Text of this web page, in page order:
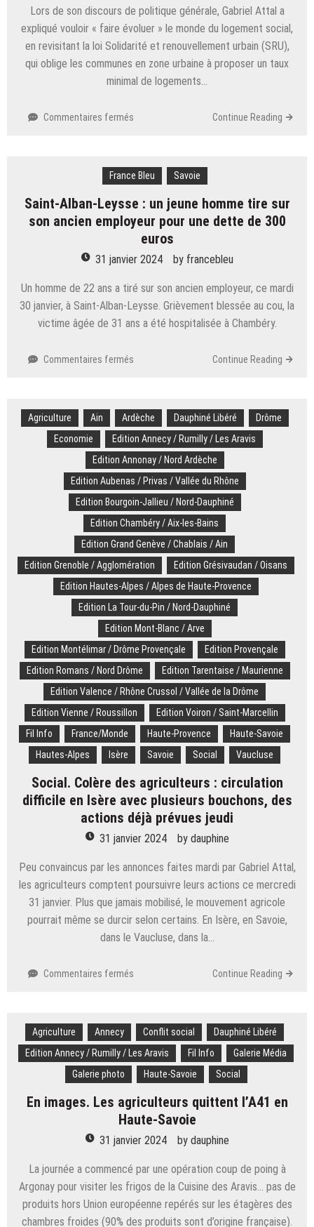
Corbier
Lors de son discours de politique générale, Gabriel Attal a
expliqué vouloir « faire évoluer » le monde du logement social,
en revisitant la loi Solidarité et renouvellement urbain (SRU),
qui oblige les communes en zone urbaine à proposer un taux
minimal de logements…
Commentaires fermés
la
SRU
:
un
camouflet »
le
maire
de
Continue Reading
France Bleu Savoie
Saint-Alban-Leysse : un jeune homme tire sur
son ancien employeur pour une dette de 300
euros
31 janvier 2024 by francebleu
Un homme de 22 ans a tiré sur son ancien employeur, ce mardi
30 janvier, à Saint-Alban-Leysse. Grièvement blessée au cou, la
victime âgée de 31 ans a été hospitalisée à Chambéry.
Commentaires fermés
un
jeune
homme
tire
sur
son
ancien
employeur
pour
une
dette
de
300
euros
Continue Reading
Agriculture Ain Ardèche Dauphiné Libéré
Drôme
Economie
Edition Annecy / Rumilly / Les Aravis
Edition Annonay / Nord Ardèche
Edition Aubenas / Privas / Vallée du Rhône
Edition Bourgoin-Jallieu / Nord-Dauphiné
Edition Chambéry / Aix-les-Bains
Edition Grand Genève / Chablais / Ain
Edition Grenoble / Agglomération
Edition Grésivaudan / Oisans
Edition Hautes-Alpes / Alpes de Haute-Provence
Edition La Tour-du-Pin / Nord-Dauphiné
Edition Mont-Blanc / Arve
Edition Montélimar / Drôme Provençale
Edition Provençale
Edition Romans / Nord Drôme
Edition Tarentaise / Maurienne
Edition Valence / Rhône Crussol / Vallée de la Drôme
Edition Vienne / Roussillon
Edition Voiron / Saint-Marcellin
Fil Info
France/Monde Haute-Provence
Haute-Savoie
Hautes-Alpes
Isère Savoie Social Vaucluse
Social. Colère des agriculteurs : circulation
difficile en Isère avec plusieurs bouchons, des
actions déjà prévues jeudi
31 janvier 2024 by dauphine
Peu convaincus par les annonces faites mardi par Gabriel Attal,
les agriculteurs comptent poursuivre leurs actions ce mercredi
31 janvier. Plus que jamais mobilisé, le mouvement agricole
pourrait même se durcir selon certains. En Isère, en Savoie,
dans le Vaucluse, dans la…
Commentaires fermés
agriculteurs
:
circulation
difficile
Isère
avec
plusieurs
des
actions
déjà
prévues
jeudi
Continue Reading
Agriculture Annecy Conflit social
Dauphiné Libéré
Edition Annecy / Rumilly / Les Aravis
Fil Info
Galerie Média
Galerie photo
Haute-Savoie Social
En images. Les agriculteurs quittent l’A41 en
Haute-Savoie
31 janvier 2024 by dauphine
La journée a commencé par une opération coup de poing à
Argonay pour visiter les frigos de la Cuisine des Aravis… pas de
produits hors Union européenne repérés sur les étagères des
chambres froides (90% des produits sont d’origine française).